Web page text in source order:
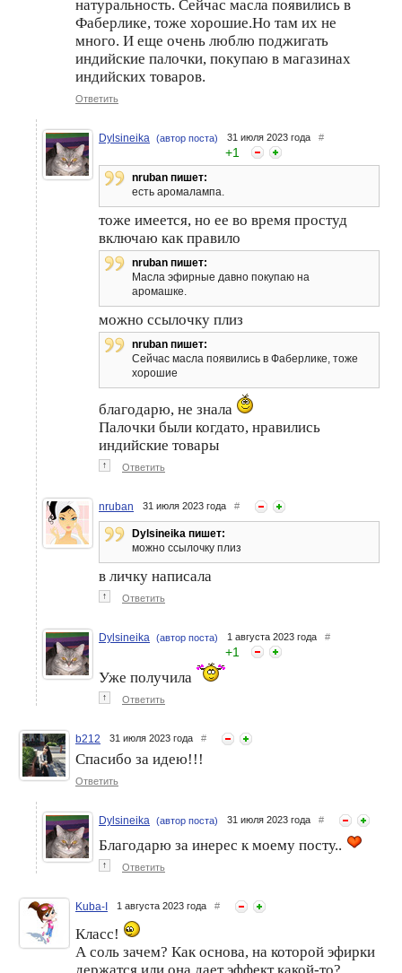
натуральность. Сейчас масла появились в
Фаберлике, тоже хорошие.Но там их не
много. И еще очень люблю поджигать
индийские палочки, покупаю в магазинах
индийских товаров.
Ответить
Dylsineika (автор поста) 31 июля 2023 года #
+1
nruban пишет:
есть аромалампа.
тоже имеется, но ее во время простуд
включаю как правило
nruban пишет:
Масла эфирные давно покупаю на
аромашке.
можно ссылочку плиз
nruban пишет:
Сейчас масла появились в Фаберлике, тоже
хорошие
благодарю, не знала
Палочки были когдато, нравились
индийские товары
↑ Ответить
nruban 31 июля 2023 года #
Dylsineika пишет:
можно ссылочку плиз
в личку написала
↑ Ответить
Dylsineika (автор поста) 1 августа 2023 года #
+1
Уже получила
↑ Ответить
b212 31 июля 2023 года #
Спасибо за идею!!!
Ответить
Dylsineika (автор поста) 31 июля 2023 года #
Благодарю за инерес к моему посту..
↑ Ответить
Kuba-I 1 августа 2023 года #
Класс!
А соль зачем? Как основа, на которой эфирки